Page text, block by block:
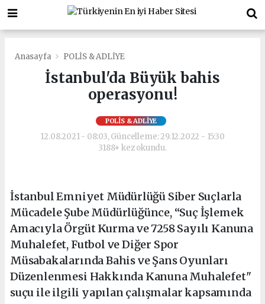
Anasayfa POLİS & ADLİYE
İstanbul'da Büyük bahis
operasyonu!
POLİS & ADLİYE
12.08.2021 - 08:03, Güncelleme: 29.12.2022 - 15:30
3188+ kez okundu.
İstanbul Emniyet Müdürlüğü Siber Suçlarla
Mücadele Şube Müdürlüğünce, “Suç İşlemek
Amacıyla Örgüt Kurma ve 7258 Sayılı Kanuna
Muhalefet, Futbol ve Diğer Spor
Müsabakalarında Bahis ve Şans Oyunları
Düzenlenmesi Hakkında Kanuna Muhalefet"
suçu ile ilgili yapılan çalışmalar kapsamında